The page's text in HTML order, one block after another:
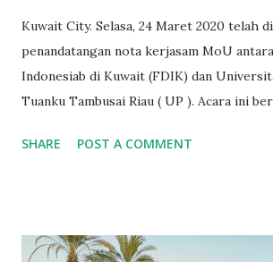
Kuwait City. Selasa, 24 Maret 2020 telah
penandatangan nota kerjasam MoU
Indonesiab di Kuwait (FDIK) dan
Tuanku Tambusai Riau ( UP ). Acara ini
ini diluar perencanaan sebelumnya
S.Kep. Ners. MPH., selaku Ketua
SHARE POST A COMMENT